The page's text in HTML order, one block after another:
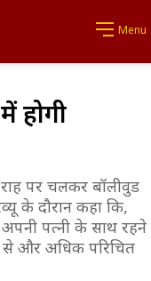
Menu
होगी
राह पर चलकर बॉलीवुड
के दौरान कहा कि,
पत्नी के साथ रहने
से और अधिक परिचित